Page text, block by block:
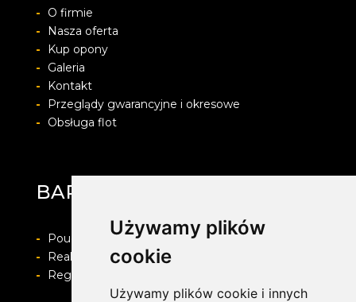
Używamy plików
cookie
Używamy plików cookie i innych
-
O firmie
-
Nasza oferta
-
Kup opony
-
Galeria
-
Kontakt
-
Przeglądy gwarancyjne i okresowe
-
Obsługa flot
BARWACZ GROUP
-
Pouczenie o prawie do odstapienia od umowy
-
Realizacja zamówienia i formy płatności
-
Regulamin i Polityka prywatności